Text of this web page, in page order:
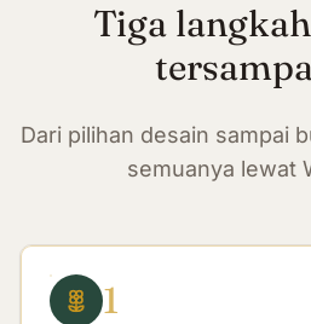
Tiga
Dari pilihan desain sampai
semuanya lewat
1